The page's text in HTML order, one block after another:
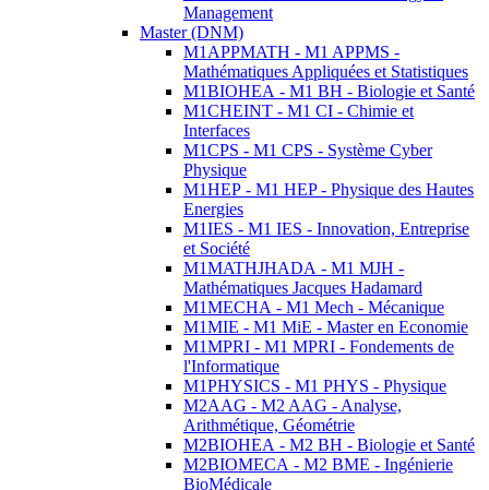
Management
Master (DNM)
M1APPMATH - M1 APPMS -
Mathématiques Appliquées et Statistiques
M1BIOHEA - M1 BH - Biologie et Santé
M1CHEINT - M1 CI - Chimie et
Interfaces
M1CPS - M1 CPS - Système Cyber
Physique
M1HEP - M1 HEP - Physique des Hautes
Energies
M1IES - M1 IES - Innovation, Entreprise
et Société
M1MATHJHADA - M1 MJH -
Mathématiques Jacques Hadamard
M1MECHA - M1 Mech - Mécanique
M1MIE - M1 MiE - Master en Economie
M1MPRI - M1 MPRI - Fondements de
l'Informatique
M1PHYSICS - M1 PHYS - Physique
M2AAG - M2 AAG - Analyse,
Arithmétique, Géométrie
M2BIOHEA - M2 BH - Biologie et Santé
M2BIOMECA - M2 BME - Ingénierie
BioMédicale